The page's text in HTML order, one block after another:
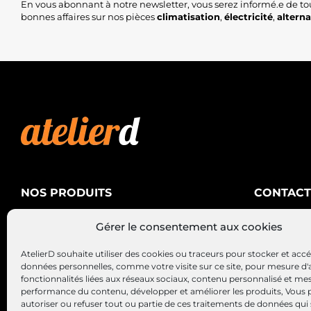
Gérer le consentement aux cookies
AtelierD souhaite utiliser des cookies ou traceurs pour stocker et
données personnelles, comme votre visite sur ce site, pour mesure
fonctionnalités liées aux réseaux sociaux, contenu personnalisé et
performance du contenu, développer et améliorer les produits, Vous
autoriser ou refuser tout ou partie de ces traitements de données qui
En vous abonnant à notre newsletter, vous serez informé.e de
bonnes affaires sur nos piècesclimatisation, électricité,
NOS PRODUITS
Alternateurs – Démarreurs
CONTACT
AtelierD
88200
03 29 22 34